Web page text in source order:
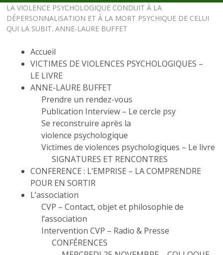
LA VIOLENCE PSYCHOLOGIQUE CONDUIT À LA
DÉPERSONNALISATION ET À LA MORT PSYCHIQUE DE CELUI
QUI LA SUBIT. ANNE-LAURE BUFFET
Accueil
VICTIMES DE VIOLENCES PSYCHOLOGIQUES –
LE LIVRE
ANNE-LAURE BUFFET
Prendre un rendez-vous
Publication Interview – Le cercle psy
Se reconstruire après la
violence psychologique
Victimes de violences psychologiques – Le livre
SIGNATURES ET RENCONTRES
CONFERENCE : L’EMPRISE – LA COMPRENDRE
POUR EN SORTIR
L’association
CVP – Contact, objet et philosophie de
l’association
Intervention CVP – Radio & Presse
CONFÉRENCES